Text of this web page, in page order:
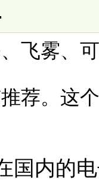
飞雾、
荐。这
国内的